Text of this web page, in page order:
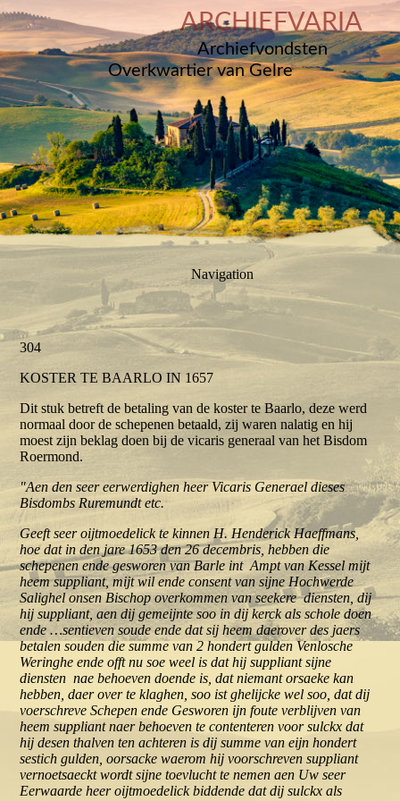
ARCHIEFVARIA
Archiefvondsten
Overkwartier van Gelre
Navigation
304
KOSTER TE BAARLO IN 1657
Dit stuk betreft de betaling van de koster te Baarlo, deze werd
normaal door de schepenen betaald, zij waren nalatig en hij
moest zijn beklag doen bij de vicaris generaal van het Bisdom
Roermond.
"Aen den seer eerwerdighen heer Vicaris Generael dieses
Bisdombs Ruremundt etc.
Geeft seer oijtmoedelick te kinnen H. Henderick Haeffmans,
hoe dat in den jare 1653 den 26 decembris, hebben die
schepenen ende gesworen van Barle int Ampt van Kessel mijt
heem suppliant, mijt wil ende consent van sijne Hochwerde
Salighel onsen Bischop overkommen van seekere diensten, dij
hij suppliant, aen dij gemeijnte soo in dij kerck als schole doen
ende …sentieven soude ende dat sij heem daerover des jaers
betalen souden die summe van 2 hondert gulden Venlosche
Weringhe ende offt nu soe weel is dat hij suppliant sijne
diensten nae behoeven doende is, dat niemant orsaeke kan
hebben, daer over te klaghen, soo ist ghelijcke wel soo, dat dij
voerschreve Schepen ende Gesworen ijn foute verblijven van
heem suppliant naer behoeven te contenteren voor sulckx dat
hij desen thalven ten achteren is dij summe van eijn hondert
sestich gulden, oorsacke waerom hij voorschreven suppliant
vernoetsaeckt wordt sijne toevlucht te nemen aen Uw seer
Eerwaarde heer oijtmoedelick biddende dat dij sulckx als